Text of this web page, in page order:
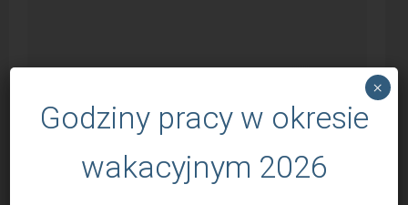
Godziny pracy w okresie
wakacyjnym 2026
×